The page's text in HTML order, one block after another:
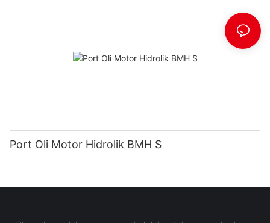
Port Oli Motor Hidrolik BMH S